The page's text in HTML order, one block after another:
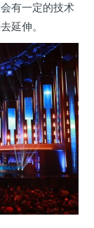
有一定的技术
延伸。